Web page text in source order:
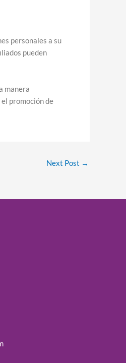
personales a su
pueden
manera
promoción de
Next Post →